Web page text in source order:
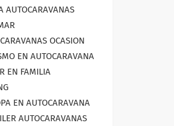
AUTOCARAVANAS
OCASION
EN AUTOCARAVANA
EN FAMILIA
EN AUTOCARAVANA
AUTOCARAVANAS